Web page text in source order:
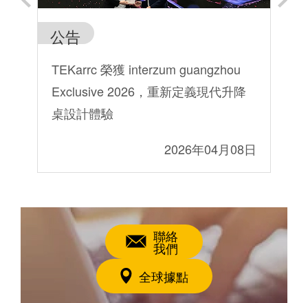
公告
TEKarrc 榮獲 interzum guangzhou
Exclusive 2026，重新定義現代升降
桌設計體驗
2026年04月08日
聯絡
我們
全球據點